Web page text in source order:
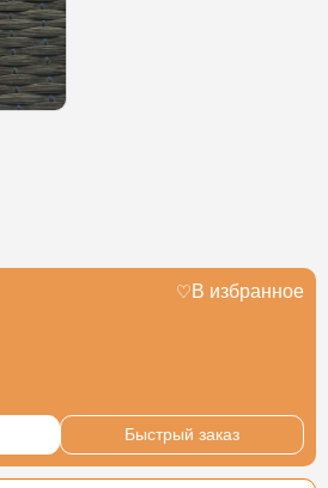
В избранное
Быстрый заказ